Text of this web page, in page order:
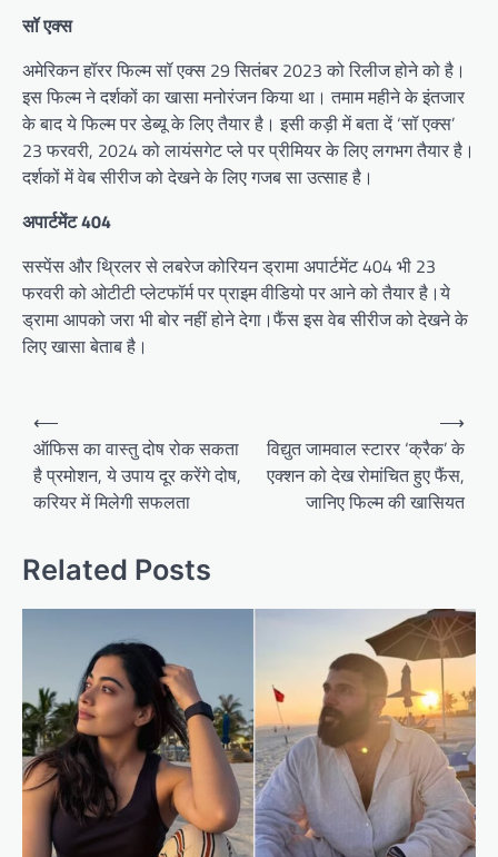
सॉ एक्स
अमेरिकन हॉरर फिल्म सॉ एक्स 29 सितंबर 2023 को रिलीज होने को है।
इस फिल्म ने दर्शकों का खासा मनोरंजन किया था। तमाम महीने के इंतजार
के बाद ये फिल्म पर डेब्यू के लिए तैयार है। इसी कड़ी में बता दें ‘सॉ एक्स’
23 फरवरी, 2024 को लायंसगेट प्ले पर प्रीमियर के लिए लगभग तैयार है।
दर्शकों में वेब सीरीज को देखने के लिए गजब सा उत्साह है।
अपार्टमेंट 404
सस्पेंस और थ्रिलर से लबरेज कोरियन ड्रामा अपार्टमेंट 404 भी 23
फरवरी को ओटीटी प्लेटफॉर्म पर प्राइम वीडियो पर आने को तैयार है।ये
ड्रामा आपको जरा भी बोर नहीं होने देगा।फैंस इस वेब सीरीज को देखने के
लिए खासा बेताब है।
Post
navigation
⟵
ऑफिस का वास्तु दोष रोक सकता
है प्रमोशन, ये उपाय दूर करेंगे दोष,
करियर में मिलेगी सफलता
विद्युत जामवाल स्टारर ‘क्रैक’ के
एक्शन को देख रोमांचित हुए फैंस,
जानिए फिल्म की खासियत
⟶
Related Posts